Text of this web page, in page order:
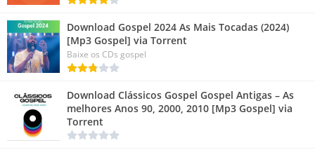
Download Gospel 2024 As Mais Tocadas (2024)
[Mp3 Gospel] via Torrent
Baixe os CDs gospel
Download Clássicos Gospel Gospel Antigas – As
melhores Anos 90, 2000, 2010 [Mp3 Gospel] via
Torrent